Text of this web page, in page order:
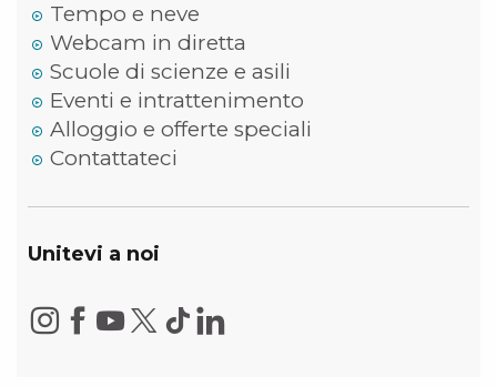
Tempo e neve
Webcam in diretta
Scuole di scienze e asili
Eventi e intrattenimento
Alloggio e offerte speciali
Contattateci
Unitevi a noi